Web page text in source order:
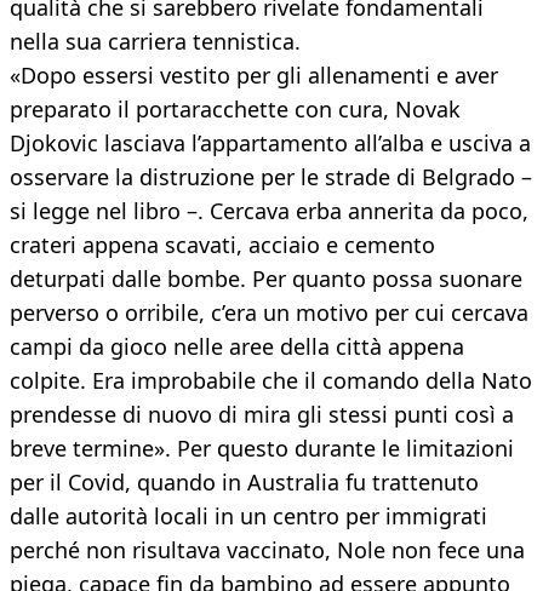
qualità che si sarebbero rivelate fondamentali
nella sua carriera tennistica.
«Dopo essersi vestito per gli allenamenti e aver
preparato il portaracchette con cura, Novak
Djokovic lasciava l’appartamento all’alba e usciva a
osservare la distruzione per le strade di Belgrado –
si legge nel libro –. Cercava erba annerita da poco,
crateri appena scavati, acciaio e cemento
deturpati dalle bombe. Per quanto possa suonare
perverso o orribile, c’era un motivo per cui cercava
campi da gioco nelle aree della città appena
colpite. Era improbabile che il comando della Nato
prendesse di nuovo di mira gli stessi punti così a
breve termine». Per questo durante le limitazioni
per il Covid, quando in Australia fu trattenuto
dalle autorità locali in un centro per immigrati
perché non risultava vaccinato, Nole non fece una
piega, capace fin da bambino ad essere appunto